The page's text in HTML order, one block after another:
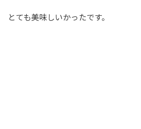
とても美味しいかったです。